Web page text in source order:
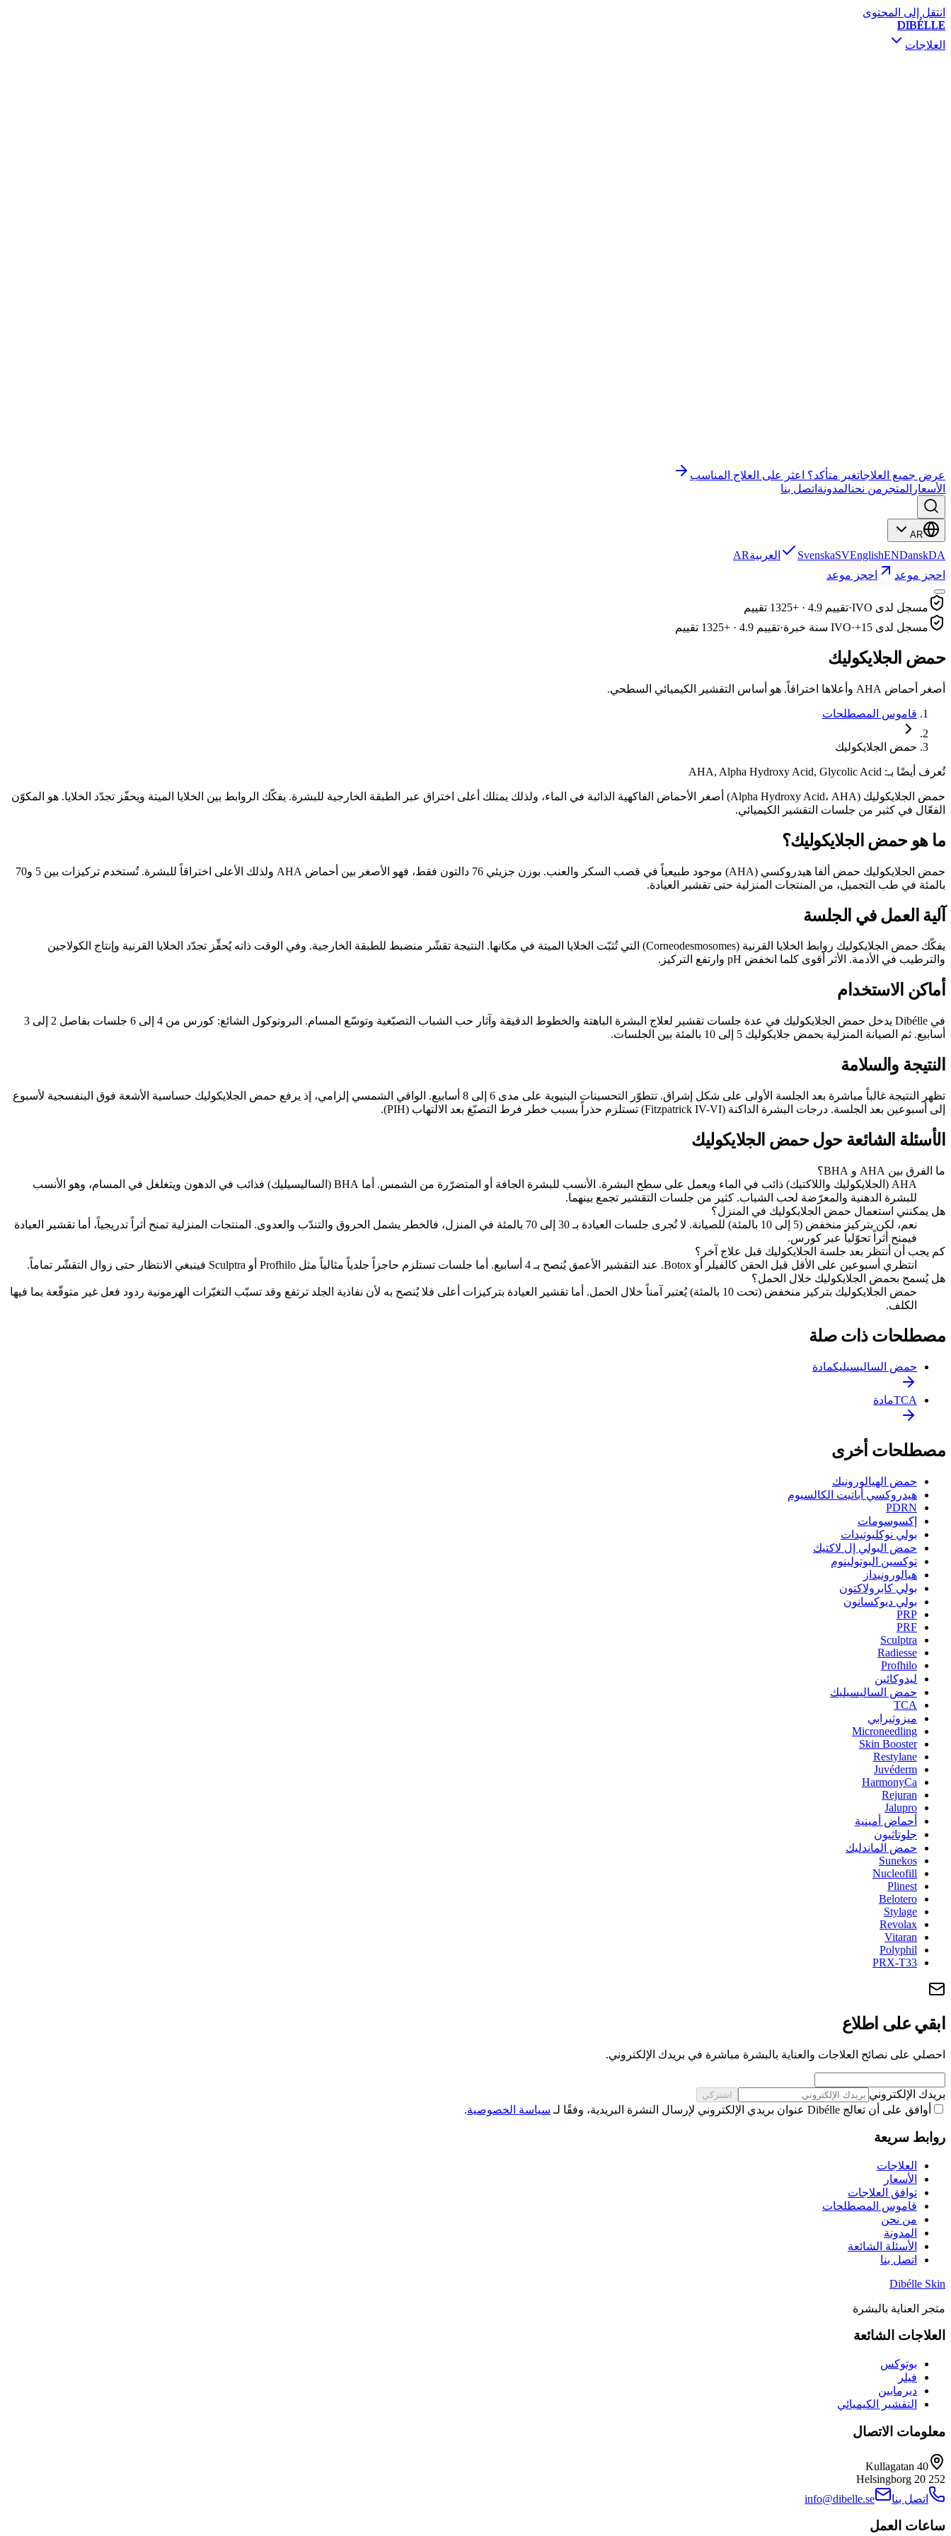
انتقل إلى المحتوى
DIBÉLLE
العلاجات
عرض جميع العلاجاتغير متأكد؟ اعثر على العلاج المناسب
الأسعار المتجر من نحنالمدونة اتصل بنا
AR
SvenskaSVEnglishENDanskDA العربيةAR
احجز موعد
احجز موعد
مسجل لدى IVO ·تقييم 4.9 · +1325 تقييم
مسجل لدى IVO
·+15 سنة خبرة ·تقييم 4.9 · +1325 تقييم
حمض الجلايكوليك
أصغر أحماض AHA وأعلاها اختراقاً. هو أساس التقشير الكيميائي السطحي.
قاموس المصطلحات
حمض الجلايكوليك
تُعرف أيضًا بـ: AHA, Alpha Hydroxy Acid, Glycolic Acid
حمض الجلايكوليك (Alpha Hydroxy Acid، AHA) أصغر الأحماض الفاكهية الذائبة في الماء، ولذلك يمتلك أعلى اختراق عبر الطبقة الخارجية للبشرة. يفكّك الروابط بين الخلايا الميتة ويحفّز تجدّد الخلايا. هو المكوّن
الفعّال في كثير من جلسات التقشير الكيميائي.
ما هو حمض الجلايكوليك؟
حمض الجلايكوليك حمض ألفا هيدروكسي (AHA) موجود طبيعياً في قصب السكر والعنب. بوزن جزيئي 76 دالتون فقط، فهو الأصغر بين أحماض AHA ولذلك الأعلى اختراقاً للبشرة. تُستخدم تركيزات بين 5 و70
بالمئة في طب التجميل، من المنتجات المنزلية حتى تقشير العيادة.
آلية العمل في الجلسة
يفكّك حمض الجلايكوليك روابط الخلايا القرنية (Corneodesmosomes) التي تُثبّت الخلايا الميتة في مكانها. النتيجة تقشّر منضبط للطبقة الخارجية. وفي الوقت ذاته يُحفِّز تجدّد الخلايا القرنية وإنتاج الكولاجين
والترطيب في الأدمة. الأثر أقوى كلما انخفض pH وارتفع التركيز.
أماكن الاستخدام
في Dibélle يدخل حمض الجلايكوليك في عدة جلسات تقشير لعلاج البشرة الباهتة والخطوط الدقيقة وآثار حب الشباب التصبّغية وتوسّع المسام. البروتوكول الشائع: كورس من 4 إلى 6 جلسات بفاصل 2 إلى 3
أسابيع. ثم الصيانة المنزلية بحمض جلايكوليك 5 إلى 10 بالمئة بين الجلسات.
النتيجة والسلامة
تظهر النتيجة غالباً مباشرة بعد الجلسة الأولى على شكل إشراق. تتطوّر التحسينات البنيوية على مدى 6 إلى 8 أسابيع. الواقي الشمسي إلزامي، إذ يرفع حمض الجلايكوليك حساسية الأشعة فوق البنفسجية لأسبوع
إلى أسبوعين بعد الجلسة. درجات البشرة الداكنة (Fitzpatrick IV-VI) تستلزم حذراً بسبب خطر فرط التصبّغ بعد الالتهاب (PIH).
الأسئلة الشائعة حول حمض الجلايكوليك
ما الفرق بين AHA و BHA؟
AHA (الجلايكوليك واللاكتيك) ذائب في الماء ويعمل على سطح البشرة. الأنسب للبشرة الجافة أو المتضرّرة من الشمس. أما BHA (الساليسيليك) فذائب في الدهون ويتغلغل في المسام، وهو الأنسب
للبشرة الدهنية والمعرّضة لحب الشباب. كثير من جلسات التقشير تجمع بينهما.
هل يمكنني استعمال حمض الجلايكوليك في المنزل؟
نعم، لكن بتركيز منخفض (5 إلى 10 بالمئة) للصيانة. لا تُجرى جلسات العيادة بـ 30 إلى 70 بالمئة في المنزل، فالخطر يشمل الحروق والتندّب والعدوى. المنتجات المنزلية تمنح أثراً تدريجياً، أما تقشير العيادة
فيمنح أثراً تحوّلياً عبر كورس.
كم يجب أن أنتظر بعد جلسة الجلايكوليك قبل علاج آخر؟
انتظري أسبوعين على الأقل قبل الحقن كالفيلر أو Botox. عند التقشير الأعمق يُنصح بـ 4 أسابيع. أما جلسات تستلزم حاجزاً جلدياً مثالياً مثل Profhilo أو Sculptra فينبغي الانتظار حتى زوال التقشّر تماماً.
هل يُسمح بحمض الجلايكوليك خلال الحمل؟
حمض الجلايكوليك بتركيز منخفض (تحت 10 بالمئة) يُعتبر آمناً خلال الحمل. أما تقشير العيادة بتركيزات أعلى فلا يُنصح به لأن نفاذية الجلد ترتفع وقد تسبّب التغيّرات الهرمونية ردود فعل غير متوقّعة بما فيها
الكلف.
مصطلحات ذات صلة
حمض الساليسيليكمادة
TCAمادة
مصطلحات أخرى
حمض الهيالورونيك
هيدروكسي أباتيت الكالسيوم
PDRN
إكسوسومات
بولي نوكليوتيدات
حمض البولي إل لاكتيك
توكسين البوتولينوم
هيالورونيداز
بولي كابرولاكتون
بولي ديوكسانون
PRP
PRF
Sculptra
Radiesse
Profhilo
ليدوكائين
حمض الساليسيليك
TCA
ميزوثيرابي
Microneedling
Skin Booster
Restylane
Juvéderm
HarmonyCa
Rejuran
Jalupro
أحماض أمينية
جلوتاثيون
حمض الماندليك
Sunekos
Nucleofill
Plinest
Belotero
Stylage
Revolax
Vitaran
Polyphil
PRX-T33
ابقي على اطلاع
احصلي على نصائح العلاجات والعناية بالبشرة مباشرة في بريدك الإلكتروني.
بريدك الإلكتروني اشتركي
أوافق على أن تعالج Dibélle عنوان بريدي الإلكتروني لإرسال النشرة البريدية، وفقًا لـ سياسة الخصوصية.
روابط سريعة
العلاجات
الأسعار
توافق العلاجات
قاموس المصطلحات
من نحن
المدونة
الأسئلة الشائعة
اتصل بنا
Dibélle Skin
متجر العناية بالبشرة
العلاجات الشائعة
بوتوكس
فيلر
ديرمابين
التقشير الكيميائي
معلومات الاتصال
Kullagatan 40
252 20
Helsingborg
اتصل بنا
info@dibelle.se
ساعات العمل